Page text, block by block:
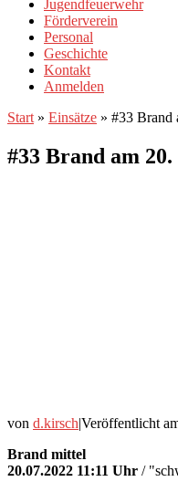
Jugendfeuerwehr
Förderverein
Personal
Geschichte
Kontakt
Anmelden
Start » Einsätze » #33 Brand
#33 Brand am
von d.kirsch|Veröffentlicht
Brand mittel
20.07.2022 11:11 Uhr /